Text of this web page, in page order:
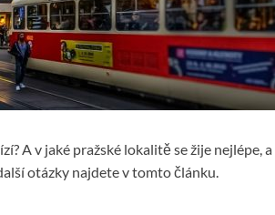
A v jaké pražské lokalitě se žije nejlépe, a
otázky najdete v tomto článku.